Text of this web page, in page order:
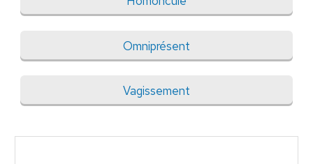
Omniprésent
Vagissement